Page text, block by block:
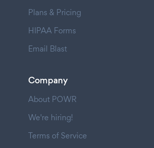
Plans & Pricing
HIPAA Forms
Email Blast
Company
About POWR
We're hiring!
Terms of Service